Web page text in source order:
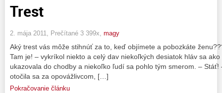
Trest
2. mája 2011, Prečítané 3 399x, magy
Aký trest vás môže stihnúť za to, keď objímete a pobozkáte
Tam je! – vykríkol niekto a celý dav niekoľkých desiatok hláv sa
ukazovala do chodby a niekoľko ľudí sa pohlo tým smerom. –
otočila sa za opovážlivcom, […]
Pokračovanie článku